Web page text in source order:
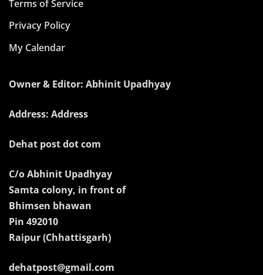
Terms of Service
Privacy Policy
My Calendar
Owner & Editor: Abhinit Upadhyay
Address: Address
Dehat post dot com
C/o Abhinit Upadhyay
Samta colony, in front of
Bhimsen bhawan
Pin 492010
Raipur (Chhattisgarh)
dehatpost@gmail.com